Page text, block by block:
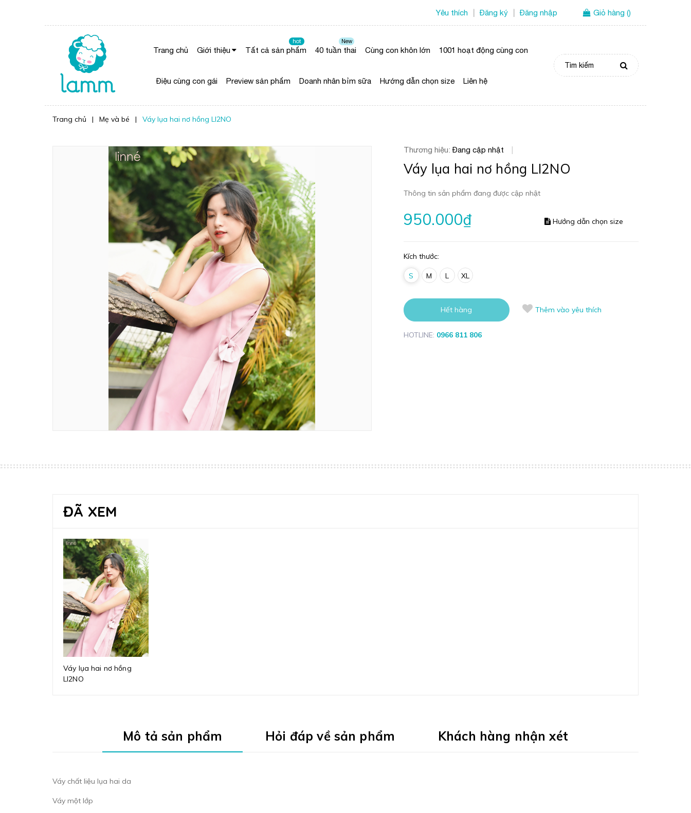
Yêu thích Đăng ký Đăng nhập Giỏ hàng ()
Trang chủ Giới thiệu Tất cả sản phẩm
hot
40 tuần thai
New
Cùng con khôn lớn 1001 hoạt động cùng con
Điệu cùng con gái Preview sản phẩm Doanh nhân bỉm sữa Hướng dẫn chọn size Liên hệ
Trang chủ | Mẹ và bé | Váy lụa hai nơ hồng LI2NO
Thương hiệu:Đang cập nhật
Váy lụa hai nơ hồng LI2NO
Thông tin sản phẩm đang được cập nhật
950.000₫ Hướng dẫn chọn size
Kích thước:
S M L XL
Hết hàng Thêm vào yêu thích
HOTLINE: 0966 811 806
ĐÃ XEM
Váy lụa hai nơ hồng
LI2NO
Mô tả sản phẩm Hỏi đáp về sản phẩm Khách hàng nhận xét
Váy chất liệu lụa hai da
Váy một lớp